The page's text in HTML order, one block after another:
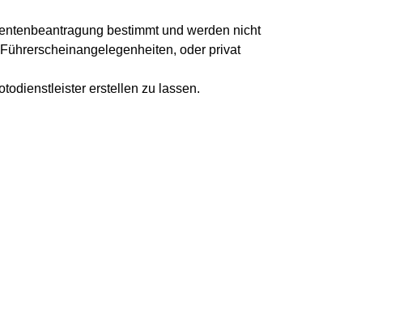
bestimmt und werden nicht
oder privat
erstellen zu lassen.